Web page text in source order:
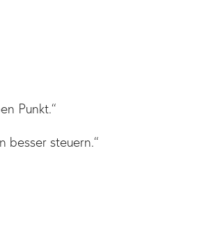
Punkt.“
besser steuern.“